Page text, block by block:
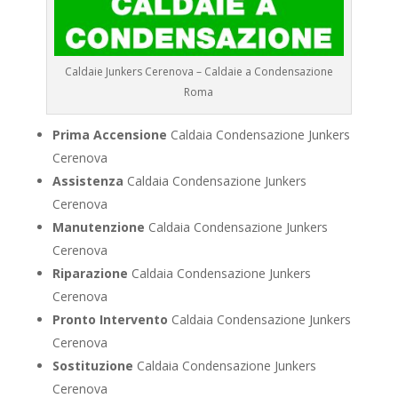
Caldaie Junkers Cerenova – Caldaie a Condensazione
Roma
Prima Accensione Caldaia Condensazione Junkers
Cerenova
Assistenza Caldaia Condensazione Junkers
Cerenova
Manutenzione Caldaia Condensazione Junkers
Cerenova
Riparazione Caldaia Condensazione Junkers
Cerenova
Pronto Intervento Caldaia Condensazione Junkers
Cerenova
Sostituzione Caldaia Condensazione Junkers
Cerenova